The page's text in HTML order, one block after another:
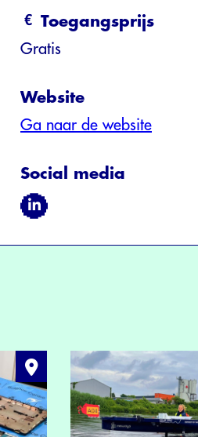
Toegangsprijs
Gratis
Website
Ga naar de website
Social media